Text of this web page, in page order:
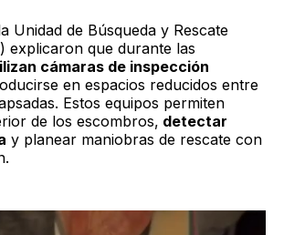
Unidad de Búsqueda y Rescate
explicaron que durante las
cámaras de inspección
en espacios reducidos entre
Estos equipos permiten
de los escombros, detectar
y planear maniobras de rescate con